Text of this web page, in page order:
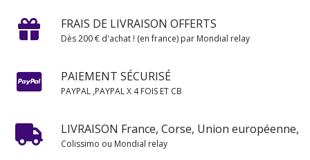
FRAIS DE LIVRAISON OFFERTS
Dès 200 € d'achat ! (en france) par Mondial relay
PAIEMENT SÉCURISÉ
PAYPAL ,PAYPAL X 4 FOIS ET CB
LIVRAISON France, Corse, Union européenne,
Colissimo ou Mondial relay